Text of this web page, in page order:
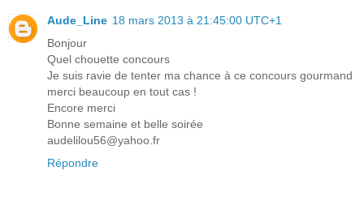
Aude_Line 18 mars 2013 à 21:45:00 UTC+1
Bonjour
Quel chouette concours
Je suis ravie de tenter ma chance à ce concours gourmand
merci beaucoup en tout cas !
Encore merci
Bonne semaine et belle soirée
audelilou56@yahoo.fr
Répondre